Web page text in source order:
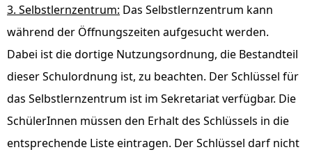
3. Selbstlernzentrum: Das Selbstlernzentrum kann
während der Öffnungszeiten aufgesucht werden.
Dabei ist die dortige Nutzungsordnung, die Bestandteil
dieser Schulordnung ist, zu beachten. Der Schlüssel für
das Selbstlernzentrum ist im Sekretariat verfügbar. Die
SchülerInnen müssen den Erhalt des Schlüssels in die
entsprechende Liste eintragen. Der Schlüssel darf nicht